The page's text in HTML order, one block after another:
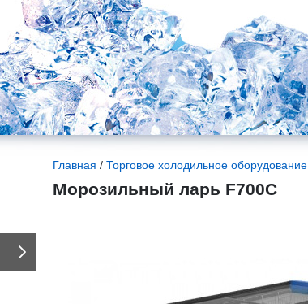
Вы здесь
Главная / Торговое холодильное оборудование
Морозильный ларь F700C